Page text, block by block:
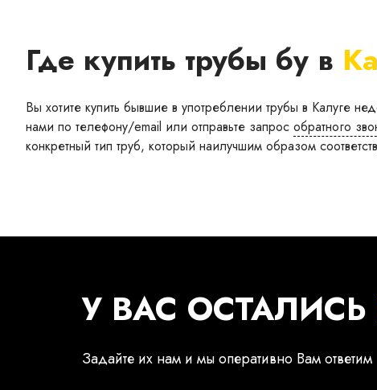
Где купить трубы бу в
Вы хотите купить бывшие в употреблении трубы в Калуге
нами по телефону/email или отправьте запрос обратного
конкретный тип труб, который наилучшим образом
У ВАС ОСТАЛИСЬ
Задайте их нам и мы оперативно Вам ответим